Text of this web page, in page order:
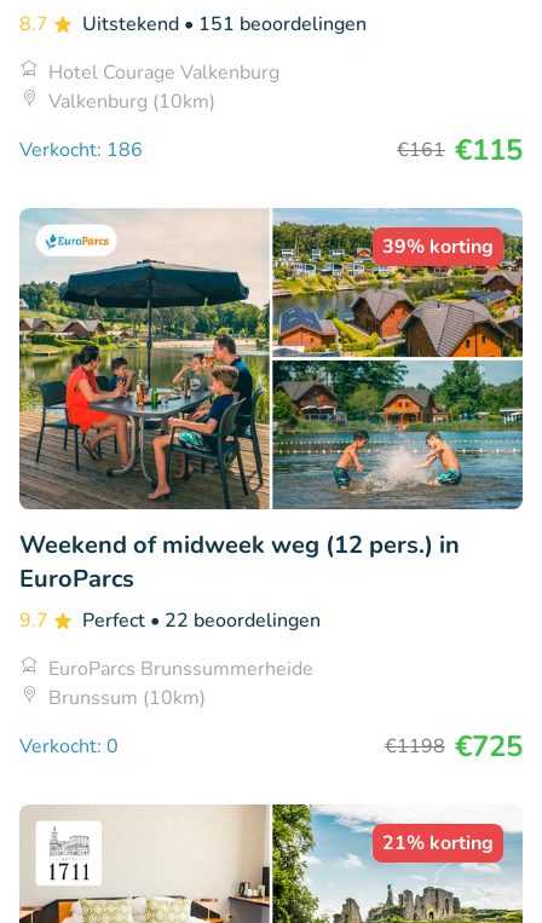
8.7 Uitstekend • 151 beoordelingen
Hotel Courage Valkenburg
Valkenburg (10km)
Verkocht: 186
€161 €115
39% korting
Weekend of midweek weg (12 pers.) in
EuroParcs
9.7 Perfect • 22 beoordelingen
EuroParcs Brunssummerheide
Brunssum (10km)
Verkocht: 0
€1198 €725
21% korting